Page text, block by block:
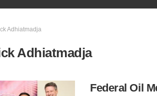
Adhiatmadja
Adhiatmadja
Federal Oil